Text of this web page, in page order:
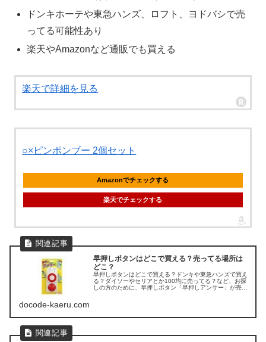
ドンキホーテや東急ハンズ、ロフト、ヨドバシで売
ってる可能性あり
楽天やAmazonなど通販でも買える
楽天で詳細を見る
○×ピンポンブー 2個セット
Amazonでチェックする
楽天でチェックする
早押しボタンはどこで買える？売ってる場所は
どこ？
早押しボタンはどこで買える？ドンキや東急ハンズで買え
る？ダイソーやセリアとか100均に売ってる？など、お探
しの方のために、早押しボタン「早押しアンサー」が売っ
docode-kaeru.com